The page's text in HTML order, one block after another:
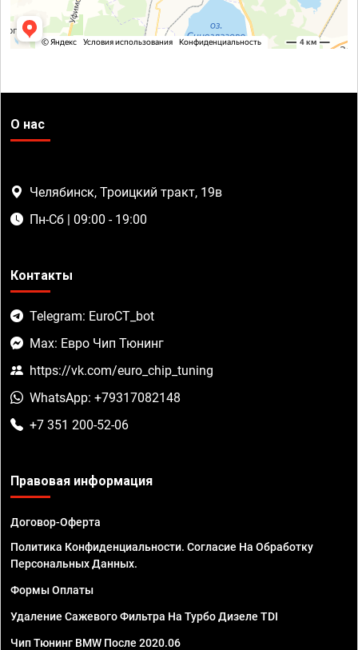
О нас
Челябинск, Троицкий тракт, 19в
Пн-Сб | 09:00 - 19:00
Контакты
Telegram: EuroCT_bot
Max: Евро Чип Тюнинг
https://vk.com/euro_chip_tuning
WhatsApp: +79317082148
+7 351 200-52-06
Правовая информация
Договор-Оферта
Политика Конфиденциальности. Согласие На Обработку
Персональных Данных.
Формы Оплаты
Удаление Сажевого Фильтра На Турбо Дизеле TDI
Чип Тюнинг BMW После 2020.06